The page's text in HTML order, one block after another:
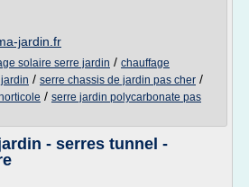
jardin.fr
solaire serre jardin / chauffage
/ serre chassis de jardin pas cher /
/ serre jardin polycarbonate pas
- serres tunnel -